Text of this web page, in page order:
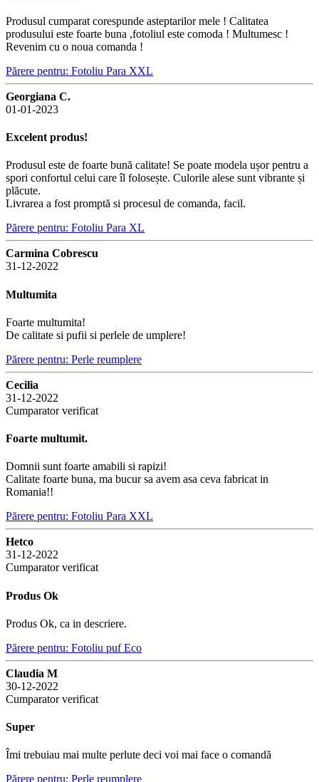
Produsul cumparat corespunde asteptarilor mele ! Calitatea
produsului este foarte buna ,fotoliul este comoda ! Multumesc !
Revenim cu o noua comanda !
Părere pentru: Fotoliu Para XXL
Georgiana C.
01-01-2023
Excelent produs!
Produsul este de foarte bună calitate! Se poate modela ușor pentru a
spori confortul celui care îl folosește. Culorile alese sunt vibrante și
plăcute.
Livrarea a fost promptă si procesul de comanda, facil.
Părere pentru: Fotoliu Para XL
Carmina Cobrescu
31-12-2022
Multumita
Foarte multumita!
De calitate si pufii si perlele de umplere!
Părere pentru: Perle reumplere
Cecilia
31-12-2022
Cumparator verificat
Foarte multumit.
Domnii sunt foarte amabili si rapizi!
Calitate foarte buna, ma bucur sa avem asa ceva fabricat in
Romania!!
Părere pentru: Fotoliu Para XXL
Hetco
31-12-2022
Cumparator verificat
Produs Ok
Produs Ok, ca in descriere.
Părere pentru: Fotoliu puf Eco
Claudia M
30-12-2022
Cumparator verificat
Super
Îmi trebuiau mai multe perlute deci voi mai face o comandă
Părere pentru: Perle reumplere